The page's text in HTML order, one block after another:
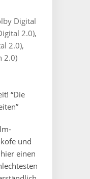
Digital
2.0),
2.0),
2.0)
“Die
und
einen